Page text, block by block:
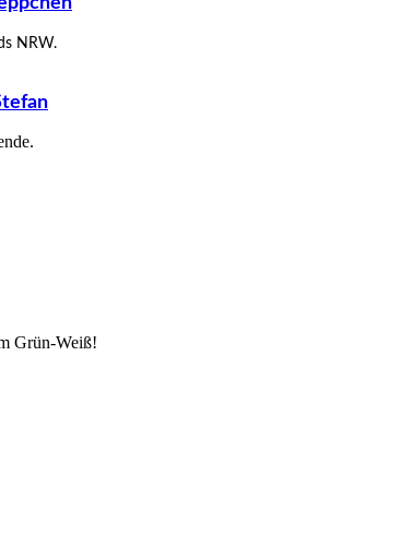
NRW.
Grün-Weiß!